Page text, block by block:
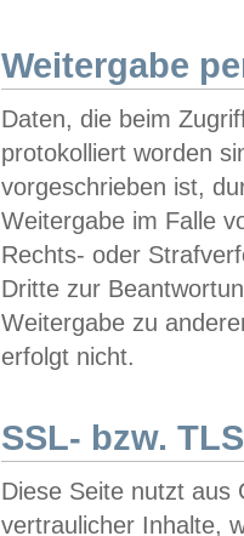
Weitergabe
Daten, die beim
protokolliert worden
vorgeschrieben ist,
Weitergabe im Falle
Rechts- oder
Dritte zur
Weitergabe zu
erfolgt nicht.
SSL- bzw.
Diese Seite nutzt aus
vertraulicher Inhalte,